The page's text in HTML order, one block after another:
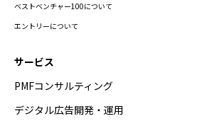
ベストベンチャー100について
エントリーについて
サービス
PMFコンサルティング
デジタル広告開発・運用